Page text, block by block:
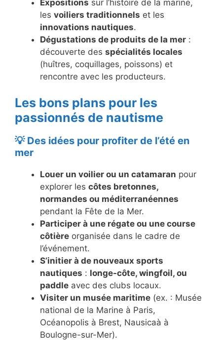
Expositions sur l’histoire de la marine,
les voiliers traditionnels et les
innovations nautiques.
Dégustations de produits de la mer :
découverte des spécialités locales
(huîtres, coquillages, poissons) et
rencontre avec les producteurs.
Les bons plans pour les
passionnés de nautisme
💡 Des idées pour profiter de l’été en
mer
Louer un voilier ou un catamaran pour
explorer les côtes bretonnes,
normandes ou méditerranéennes
pendant la Fête de la Mer.
Participer à une régate ou une course
côtière organisée dans le cadre de
l’événement.
S’initier à de nouveaux sports
nautiques : longe-côte, wingfoil, ou
paddle avec des clubs locaux.
Visiter un musée maritime (ex. : Musée
national de la Marine à Paris,
Océanopolis à Brest, Nausicaà à
Boulogne-sur-Mer).